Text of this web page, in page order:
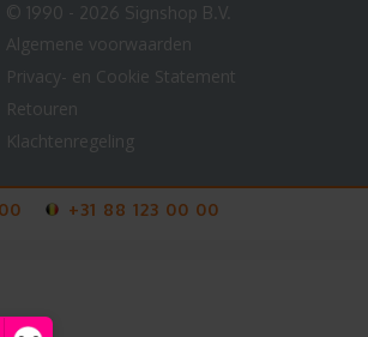
© 1990 - 2026 Signshop B.V.
Algemene voorwaarden
Privacy- en Cookie Statement
Retouren
Klachtenregeling
00
+31 88 123 00 00